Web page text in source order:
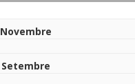
Novembre
Setembre